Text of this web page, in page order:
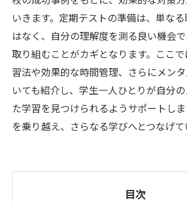
いきます。定期テストの準備は、単な
はなく、自分の理解度を測る良い機会
取り組むことがカギとなります。ここ
習法や効果的な時間管理、さらにメン
いても紹介し、学生一人ひとりが自分
た学習を見つけられるようサポートし
を乗り越え、さらなる学びへとつなげて
目次